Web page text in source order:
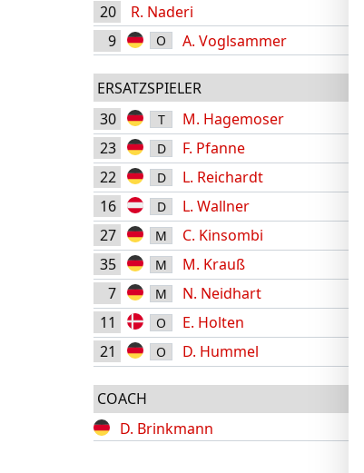
20 R. Naderi
9 O A. Voglsammer
ERSATZSPIELER
30
T
M. Hagemoser
23
D
F. Pfanne
22
D
L. Reichardt
16
D
L. Wallner
27
M C. Kinsombi
35 M M. Krauß
7 M
N. Neidhart
11
O E. Holten
21 O D. Hummel
COACH
D. Brinkmann